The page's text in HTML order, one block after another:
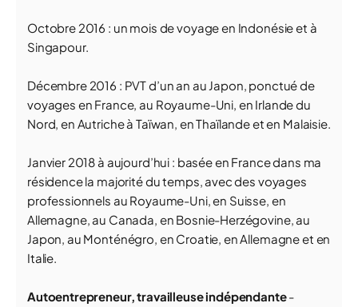
Octobre 2016 : un mois de voyage en Indonésie et à
Singapour.
Décembre 2016 : PVT d’un an au Japon, ponctué de
voyages en France, au Royaume-Uni, en Irlande du
Nord, en Autriche à Taïwan, en Thaïlande et en Malaisie.
Janvier 2018 à aujourd’hui : basée en France dans ma
résidence la majorité du temps, avec des voyages
professionnels au Royaume-Uni, en Suisse, en
Allemagne, au Canada, en Bosnie-Herzégovine, au
Japon, au Monténégro, en Croatie, en Allemagne et en
Italie.
Autoentrepreneur, travailleuse indépendante-